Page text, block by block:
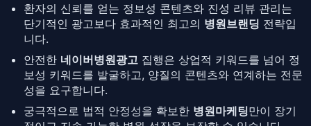
환자의 신뢰를 얻는 정보성 콘텐츠와 진성 리뷰 관리는
단기적인 광고보다 효과적인 최고의 병원브랜딩 전략입
니다.
안전한 네이버병원광고 집행은 상업적 키워드를 넘어 정
보성 키워드를 발굴하고, 양질의 콘텐츠와 연계하는 전문
성을 요구합니다.
궁극적으로 법적 안정성을 확보한 병원마케팅만이 장기